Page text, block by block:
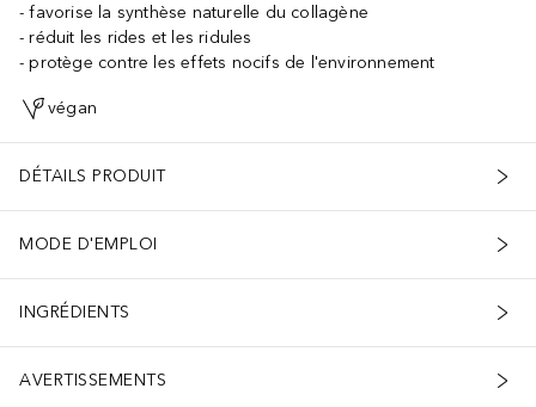
favorise la synthèse naturelle du collagène
réduit les rides et les ridules
protège contre les effets nocifs de l'environnement
végan
DÉTAILS PRODUIT
MODE D'EMPLOI
INGRÉDIENTS
AVERTISSEMENTS